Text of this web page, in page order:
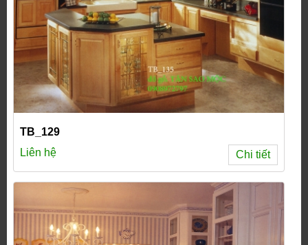
TB_129
Liên hệ
Chi tiết